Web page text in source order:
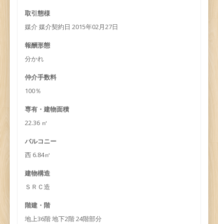
取引態様
媒介 媒介契約日 2015年02月27日
報酬形態
分かれ
仲介手数料
100％
専有・建物面積
22.36 ㎡
バルコニー
西 6.84㎡
建物構造
ＳＲＣ造
階建・階
地上36階 地下2階 24階部分